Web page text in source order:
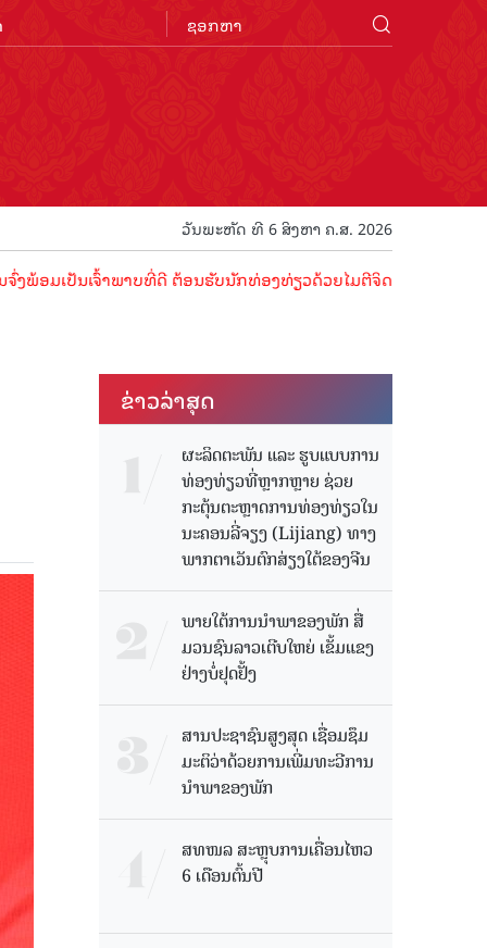
ວັນພະຫັດ ທີ 6 ສິງຫາ ຄ.ສ. 2026
າພາບທີ່ດີ ຕ້ອນຮັບນັກທ່ອງທ່ຽວດ້ວຍໄມຕີຈິດ ມິດຕະພາບອັນດູດດື່ມ !
ຂ່າວ​ລ່າ​ສຸດ
ຜະລິດຕະພັນ ແລະ ຮູບແບບການ
ທ່ອງທ່ຽວທີ່ຫຼາກຫຼາຍ ຊ່ວຍ
ກະຕຸ້ນຕະຫຼາດການທ່ອງທ່ຽວໃນ
ນະຄອນລີ່ຈຽງ (Lijiang) ທາງ
ພາກຕາເວັນຕົກສ່ຽງໃຕ້ຂອງຈີນ
ພາຍໃຕ້ການນໍາພາຂອງພັກ ສື່
ມວນຊົນລາວເຕີບໃຫຍ່ ເຂັ້ມແຂງ
ຢ່າງບໍ່ຢຸດຢັ້ງ
ສານປະຊາຊົນສູງສຸດ ເຊື່ອມຊຶມ
ມະຕິວ່າດ້ວຍການເພີ່ມທະວີການ
ນຳພາຂອງພັກ
ສທໜລ ສະຫຼຸບການເຄື່ອນໄຫວ
6 ເດືອນຕົ້ນປີ